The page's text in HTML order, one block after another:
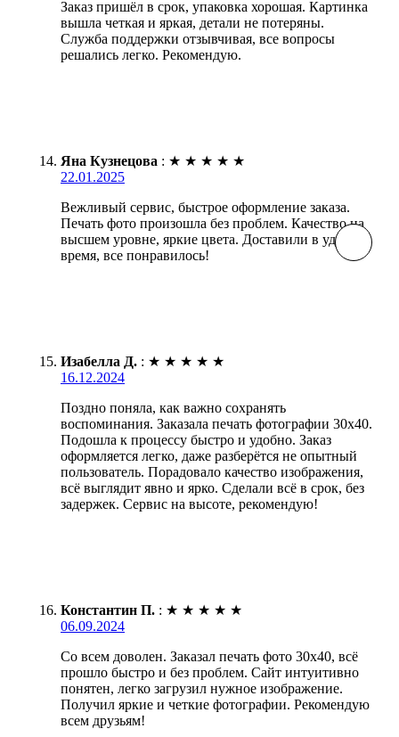
Заказ пришёл в срок, упаковка хорошая. Картинка
вышла четкая и яркая, детали не потеряны.
Служба поддержки отзывчивая, все вопросы
решались легко. Рекомендую.
Яна Кузнецова : ★ ★ ★ ★ ★
22.01.2025
Вежливый сервис, быстрое оформление заказа.
Печать фото произошла без проблем. Качество на
высшем уровне, яркие цвета. Доставили в удобное
время, все понравилось!
Изабелла Д. : ★ ★ ★ ★ ★
16.12.2024
Поздно поняла, как важно сохранять
воспоминания. Заказала печать фотографии 30х40.
Подошла к процессу быстро и удобно. Заказ
оформляется легко, даже разберётся не опытный
пользователь. Порадовало качество изображения,
всё выглядит явно и ярко. Сделали всё в срок, без
задержек. Сервис на высоте, рекомендую!
Константин П. : ★ ★ ★ ★ ★
06.09.2024
Со всем доволен. Заказал печать фото 30х40, всё
прошло быстро и без проблем. Сайт интуитивно
понятен, легко загрузил нужное изображение.
Получил яркие и четкие фотографии. Рекомендую
всем друзьям!